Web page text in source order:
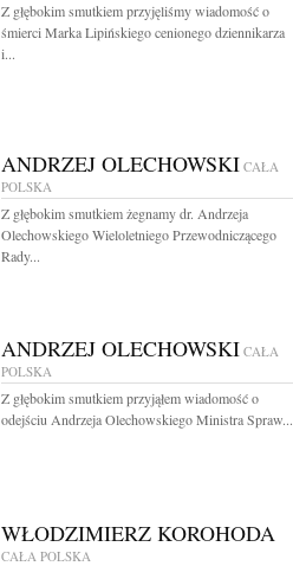
Z głębokim smutkiem przyjęliśmy wiadomość o
śmierci Marka Lipińskiego cenionego dziennikarza
i...
ANDRZEJ OLECHOWSKI CAŁA
POLSKA
Z głębokim smutkiem żegnamy dr. Andrzeja
Olechowskiego Wieloletniego Przewodniczącego
Rady...
ANDRZEJ OLECHOWSKI CAŁA
POLSKA
Z głębokim smutkiem przyjąłem wiadomość o
odejściu Andrzeja Olechowskiego Ministra Spraw...
WŁODZIMIERZ KOROHODA
CAŁA POLSKA